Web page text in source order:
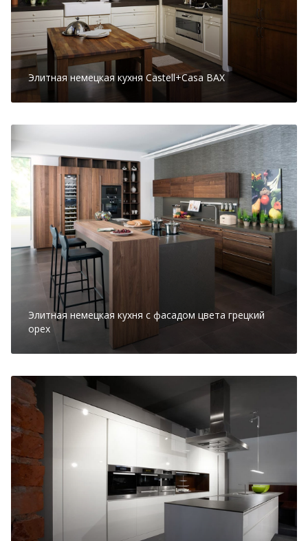
Элитная немецкая кухня Castell+Casa BAX
Элитная немецкая кухня с фасадом цвета грецкий
орех